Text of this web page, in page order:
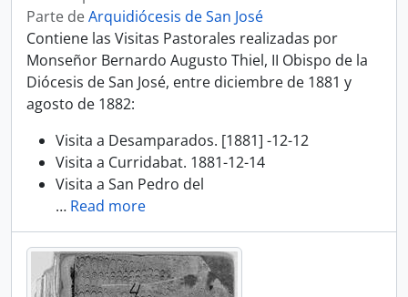
Parte deArquidiócesis de San José
Contiene las Visitas Pastorales realizadas por
Monseñor Bernardo Augusto Thiel, II Obispo de la
Diócesis de San José, entre diciembre de 1881 y
agosto de 1882:
Visita a Desamparados. [1881] -12-12
Visita a Curridabat. 1881-12-14
Visita a San Pedro del
… Read more